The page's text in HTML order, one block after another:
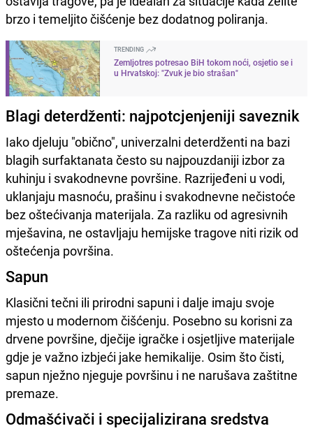
brzo i temeljito čišćenje bez dodatnog poliranja.
TRENDING
Zemljotres potresao BiH tokom noći, osjetio se i
u Hrvatskoj: "Zvuk je bio strašan"
Blagi deterdženti: najpotcjenjeniji saveznik
Iako djeluju "obično", univerzalni deterdženti na bazi
blagih surfaktanata često su najpouzdaniji izbor za
kuhinju i svakodnevne površine. Razrijeđeni u vodi,
uklanjaju masnoću, prašinu i svakodnevne nečistoće
bez oštećivanja materijala. Za razliku od agresivnih
mješavina, ne ostavljaju hemijske tragove niti rizik od
oštećenja površina.
Sapun
Klasični tečni ili prirodni sapuni i dalje imaju svoje
mjesto u modernom čišćenju. Posebno su korisni za
drvene površine, dječije igračke i osjetljive materijale
gdje je važno izbjeći jake hemikalije. Osim što čisti,
sapun nježno njeguje površinu i ne narušava zaštitne
premaze.
Odmašćivači i specijalizirana sredstva